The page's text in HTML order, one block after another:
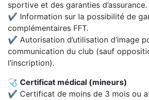
sportive et des garanties d’assurance.
✔ Information sur la possibilité de
complémentaires FFT.
✔ Autorisation d’utilisation d’image
communication du club (sauf
l’inscription).
🩺 Certificat médical (mineurs)
✔ Certificat de moins de 3 mois ou